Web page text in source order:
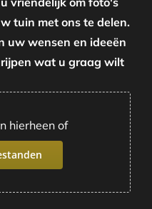
tuin met ons te delen.
uw wensen en ideeën
wat u graag wilt
hierheen of